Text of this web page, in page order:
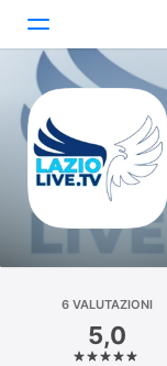
Giochi
Piattaforma
6 VALUTAZIONI
5,0